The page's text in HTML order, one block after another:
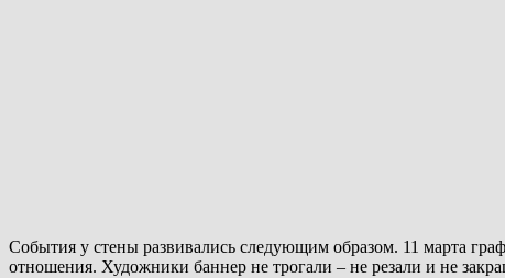
События у стены развивались следующим образом. 11 марта
отношения. Художники баннер не трогали – не резали и не